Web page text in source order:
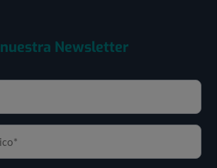
Newsletter